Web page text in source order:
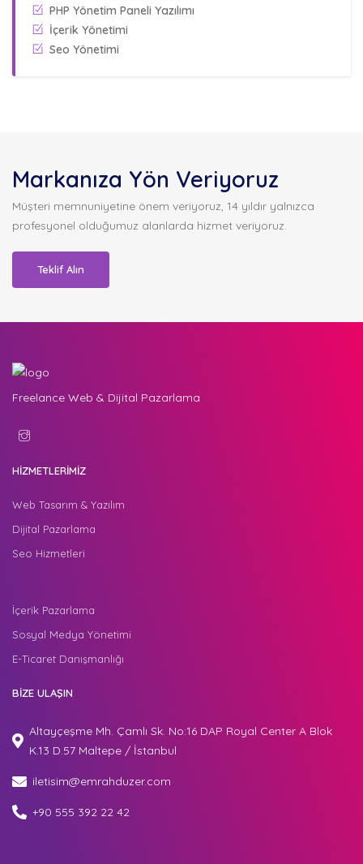
PHP Yönetim Paneli Yazılımı
İçerik Yönetimi
Seo Yönetimi
Markanıza Yön Veriyoruz
Müşteri memnuniyetine önem veriyoruz, 14 yıldır yalnızca
profesyonel olduğumuz alanlarda hizmet veriyoruz.
Teklif Alın
Freelance Web & Dijital Pazarlama
HİZMETLERİMİZ
Web Tasarım & Yazılım
Dijital Pazarlama
Seo Hizmetleri
İçerik Pazarlama
Sosyal Medya Yönetimi
E-Ticaret Danışmanlığı
BİZE ULAŞIN
Altayçeşme Mh. Çamlı Sk. No:16 DAP Royal Center A Blok
K.13 D.57 Maltepe / İstanbul
iletisim@emrahduzer.com
+90 555 392 22 42